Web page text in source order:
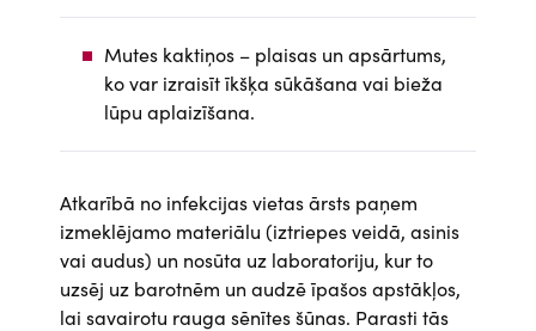
Mutes kaktiņos – plaisas un apsārtums,
ko var izraisīt īkšķa sūkāšana vai bieža
lūpu aplaizīšana.
Atkarībā no infekcijas vietas ārsts paņem
izmeklējamo materiālu (iztriepes veidā, asinis
vai audus) un nosūta uz laboratoriju, kur to
uzsēj uz barotnēm un audzē īpašos apstākļos,
lai savairotu rauga sēnītes šūnas. Parasti tās